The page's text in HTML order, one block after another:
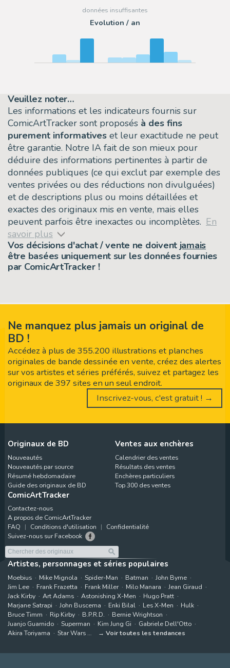
Evolution / an
Veuillez noter…
Les informations et les indicateurs fournis sur
ComicArtTracker sont proposés à des fins
purement informatives et leur exactitude ne peut
être garantie. Notre IA fait de son mieux pour
déduire des informations pertinentes à partir de
données publiques (ce qui exclut par exemple des
ventes privées ou des réductions non divulguées)
et de descriptions plus ou moins détaillées et
exactes des originaux mis en vente, mais elles
peuvent parfois être inexactes ou incomplètes. En
savoir plus
Vos décisions d'achat / vente ne doivent jamais
être basées uniquement sur les données fournies
par ComicArtTracker !
Ne manquez plus jamais un original de
BD !
Accédez à plus de 355.200 illustrations et planches
originales de bande dessinée en vente, créez des alertes
sur vos artistes et séries préférés, suivez et partagez les
originaux de 397 sites en un seul endroit.
Inscrivez-vous, c'est gratuit ! →
Originaux de BD
Nouveautés
Nouveautés par source
Résumé hebdomadaire
Guide des originaux de BD
Ventes aux enchères
Calendrier des ventes
Résultats des ventes
Enchères particuliers
Top 300 des ventes
ComicArtTracker
Contactez-nous
A propos de ComicArtTracker
FAQ
Conditions d'utilisation
Confidentialité
Suivez-nous sur Facebook
Artistes, personnages et séries populaires
Moebius Mike Mignola Spider-Man Batman
John Byrne
Jim Lee
Frank Frazetta Frank Miller Milo Manara
Jean Giraud
Jack Kirby
Art Adams Astonishing X-Men
Hugo Pratt
Marjane Satrapi
John Buscema Enki Bilal Les X-Men
Hulk
Bruce Timm
Rip Kirby B.P.R.D.
Bernie Wrightson
Juanjo Guarnido
Superman Kim Jung Gi
Gabriele Dell'Otto
Akira Toriyama
Star Wars Voir toutes les tendances